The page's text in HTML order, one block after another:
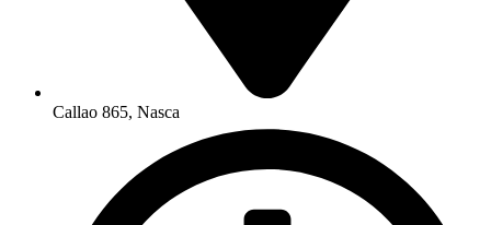
Callao 865, Nasca